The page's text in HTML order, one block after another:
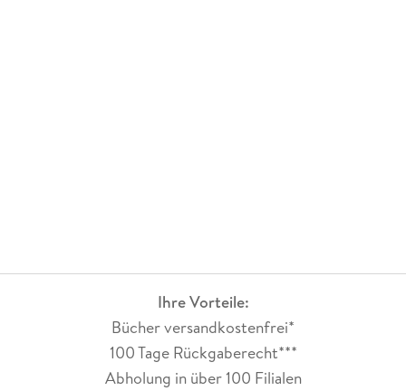
Ihre Vorteile:
Bücher versandkostenfrei*
100 Tage Rückgaberecht***
Abholung in über 100 Filialen